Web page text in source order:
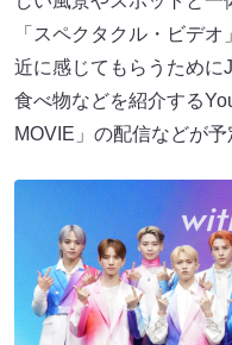
「スペクタクル・ビデ
近に感じてもらうために
食べ物などを紹介する
MOVIE」の配信などが予